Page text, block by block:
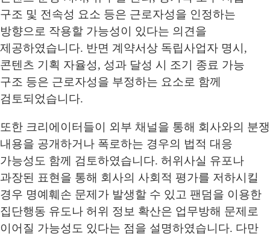
구조 및 전속성 요소 등은 근로자성을 인정하는
방향으로 작용할 가능성이 있다는 의견을
제공하였습니다. 반면 계약서상 독립사업자 명시,
콘텐츠 기획 자율성, 성과 달성 시 조기 종료 가능
구조 등은 근로자성을 부정하는 요소로 함께
검토되었습니다.
또한 크리에이터들이 외부 채널을 통해 회사와의 분쟁
내용을 공개하거나 폭로하는 경우의 법적 대응
가능성도 함께 검토하였습니다. 허위사실 유포나
과장된 표현을 통해 회사의 사회적 평가를 저하시킬
경우 명예훼손 문제가 발생할 수 있고 팬덤을 이용한
집단행동 유도나 허위 정보 확산은 업무방해 문제로
이어질 가능성도 있다는 점을 설명하였습니다. 다만